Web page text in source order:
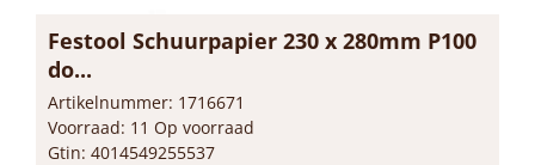
Festool Schuurpapier 230 x 280mm P100
do...
Artikelnummer: 1716671
Voorraad: 11 Op voorraad
Gtin: 4014549255537